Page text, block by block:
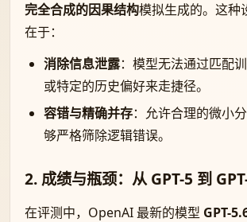
完全合成的因果结构模拟生成的。这种
在于：
消除信息泄露：模型无法通过匹配
或特定的历史偏好来走捷径。
容错与精确并存：允许合理的微小
够严格筛除逻辑错误。
2. 成绩与瓶颈：从 GPT-5 到
在评测中，OpenAI 最新的模型 GPT-